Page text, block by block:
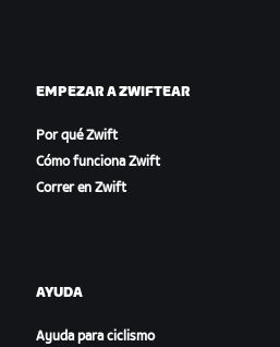
EMPEZAR A ZWIFTEAR
Por qué Zwift
Cómo funciona Zwift
Correr en Zwift
AYUDA
Ayuda para ciclismo